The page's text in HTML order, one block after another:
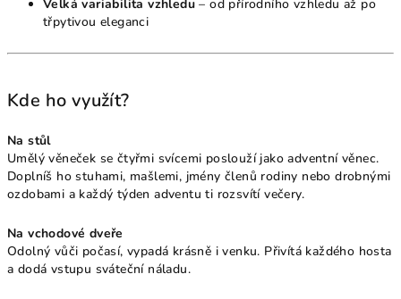
Velká variabilita vzhledu – od přírodního vzhledu až po
třpytivou eleganci
Kde ho využít?
Na stůl
Umělý věneček se čtyřmi svícemi poslouží jako adventní věnec.
Doplníš ho stuhami, mašlemi, jmény členů rodiny nebo drobnými
ozdobami a každý týden adventu ti rozsvítí večery.
Na vchodové dveře
Odolný vůči počasí, vypadá krásně i venku. Přivítá každého hosta
a dodá vstupu sváteční náladu.